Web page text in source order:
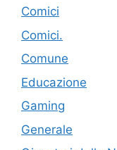
Comici
Comici.
Comune
Educazione
Gaming
Generale